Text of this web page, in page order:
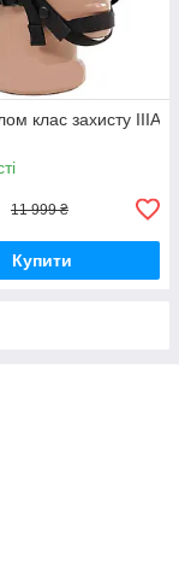
клас захисту IIIA
11 999 ₴
Купити